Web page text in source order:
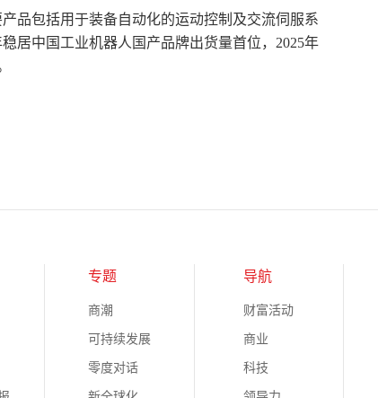
品包括用于装备自动化的运动控制及交流伺服系
居中国工业机器人国产品牌出货量首位，2025年
专题
商潮
可持续发展
零度对话
导航
财富活动
商业
科技